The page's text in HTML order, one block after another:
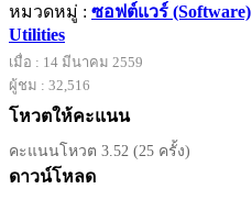
หมวดหมู่ : ซอฟต์แวร์ (Software)
Utilities
เมื่อ : 14 มีนาคม 2559
ผู้ชม : 32,516
โหวตให้คะแนน
คะแนนโหวต 3.52 (25 ครั้ง)
ดาวน์โหลด